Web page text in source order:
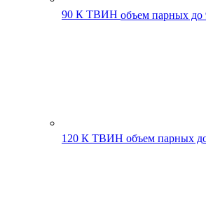
90 К ТВИН объем парных до
120 К ТВИН объем парных